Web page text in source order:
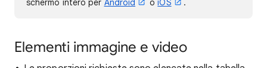
schermo intero per Android oiOS .
Elementi immagine e video